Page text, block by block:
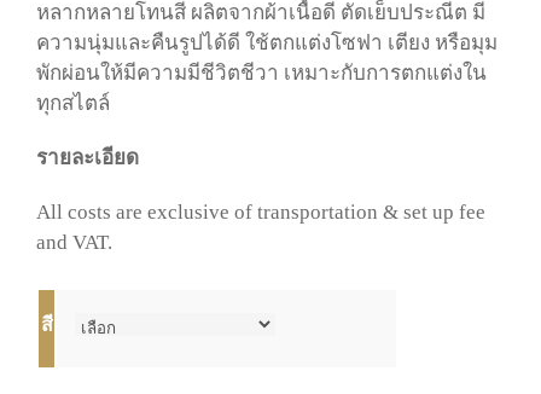
หลากหลายโทนสี ผลิตจากผ้าเนื้อดี ตัดเย็บประณีต มี
ความนุ่มและคืนรูปได้ดี ใช้ตกแต่งโซฟา เตียง หรือมุม
พักผ่อนให้มีความมีชีวิตชีวา เหมาะกับการตกแต่งใน
ทุกสไตล์
รายละเอียด
All costs are exclusive of transportation & set up fee
and VAT.
สี